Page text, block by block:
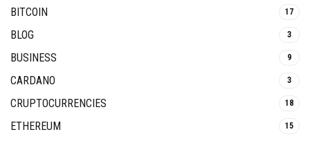
BITCOIN 17
BLOG 3
BUSINESS 9
CARDANO 3
CRUPTOCURRENCIES 18
ETHEREUM 15